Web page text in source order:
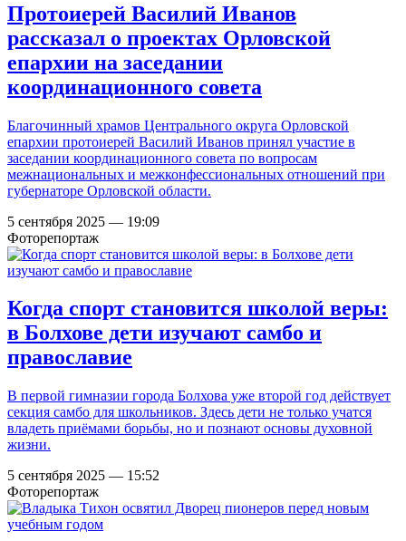
Протоиерей Василий Иванов
рассказал о проектах Орловской
епархии на заседании
координационного совета
Благочинный храмов Центрального округа Орловской
епархии протоиерей Василий Иванов принял участие в
заседании координационного совета по вопросам
межнациональных и межконфессиональных отношений при
губернаторе Орловской области.
5 сентября 2025 — 19:09
Фоторепортаж
Когда спорт становится школой веры:
в Болхове дети изучают самбо и
православие
В первой гимназии города Болхова уже второй год действует
секция самбо для школьников. Здесь дети не только учатся
владеть приёмами борьбы, но и познают основы духовной
жизни.
5 сентября 2025 — 15:52
Фоторепортаж